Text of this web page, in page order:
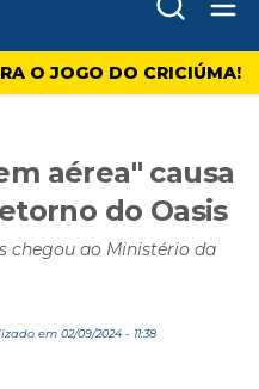
O JOGO DO CRICIÚMA!
aérea" causa
do Oasis
chegou ao Ministério da
em 02/09/2024 - 11:38